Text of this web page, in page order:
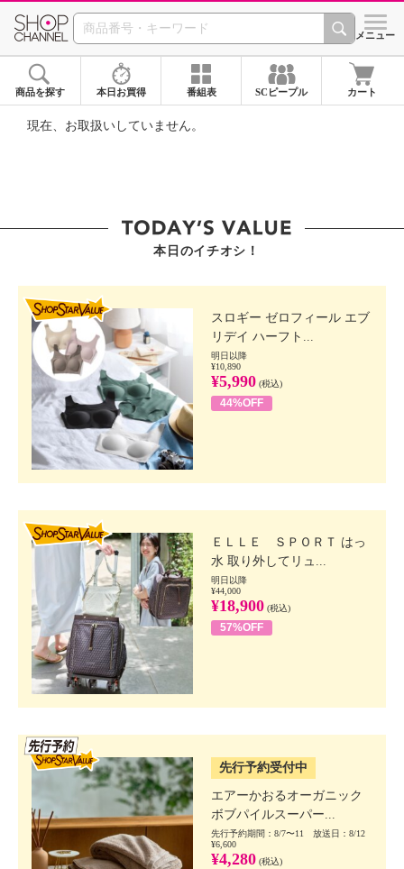
SHOP CHANNEL ショッ
メニュー
商品を探す 本日お買得 番組表 SCピープル カート
現在、お取扱いしていません。
本日のイチオシ！
スロギー ゼロフィール エブ
リデイ ハーフト...
明日以降
¥10,890
¥5,990 (税込)
44%OFF
ＥＬＬＥ ＳＰＯＲＴ はっ
水 取り外してリュ...
明日以降
¥44,000
¥18,900 (税込)
57%OFF
先行予約受付中
エアーかおるオーガニック
ボブパイルスーパー...
先行予約期間：8/7〜11 放送日：8/12
¥6,600
¥4,280 (税込)